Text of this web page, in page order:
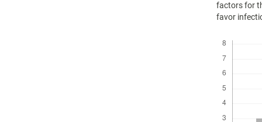
factors for
favor